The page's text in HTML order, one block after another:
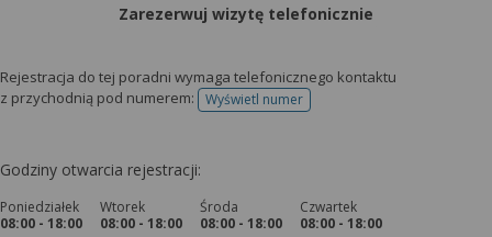
Zarezerwuj wizytę telefonicznie
Rejestracja do tej poradni wymaga telefonicznego kontaktu
z przychodnią pod numerem:
Wyświetl numertelefonu do rejestracji
Godziny otwarcia rejestracji:
Poniedziałek
08:00 - 18:00
Wtorek
08:00 - 18:00
Środa
08:00 - 18:00
Czwartek
08:00 - 18:00